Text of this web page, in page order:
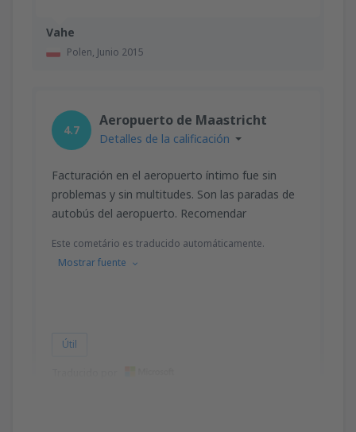
Vahe
Polen, Junio 2015
4.7
Aeropuerto de Maastricht
Detalles de la calificación
Facturación en el aeropuerto íntimo fue sin
problemas y sin multitudes. Son las paradas de
autobús del aeropuerto. Recomendar
Este cometário es traducido automáticamente.
Mostrar fuente
Útil